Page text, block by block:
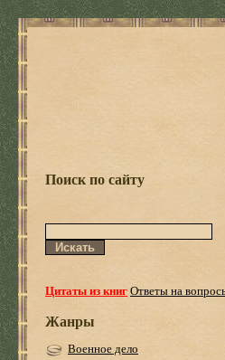
Поиск по сайту
Цитаты из книгОтветы на
Жанры
Военное дело